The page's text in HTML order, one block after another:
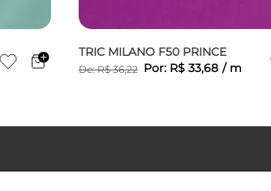
TRIC MILANO F50 PRINCE
De:R$ 36,22 Por: R$ 33,68 / m